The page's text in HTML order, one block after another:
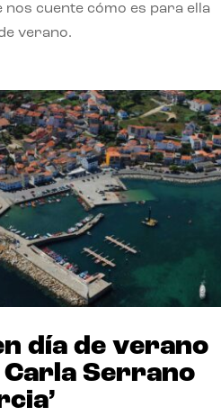
nos cuente cómo es para ella
verano.
día de verano
Serrano